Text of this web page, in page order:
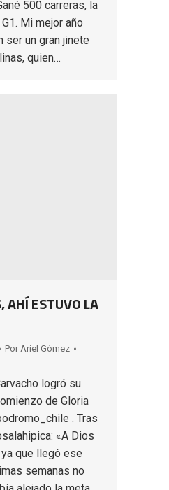
500 carreras, la
Mi mejor año
ser un gran jinete
quien…
AHÍ ESTUVO LA
Por Ariel Gómez
logró su
de Gloria
. Tras
«A Dios
que llegó ese
semanas no